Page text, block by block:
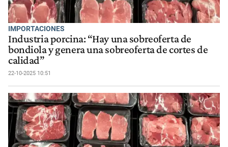
IMPORTACIONES
Industria porcina: “Hay una sobreoferta de
bondiola y genera una sobreoferta de cortes de
calidad”
22-10-2025 10:51